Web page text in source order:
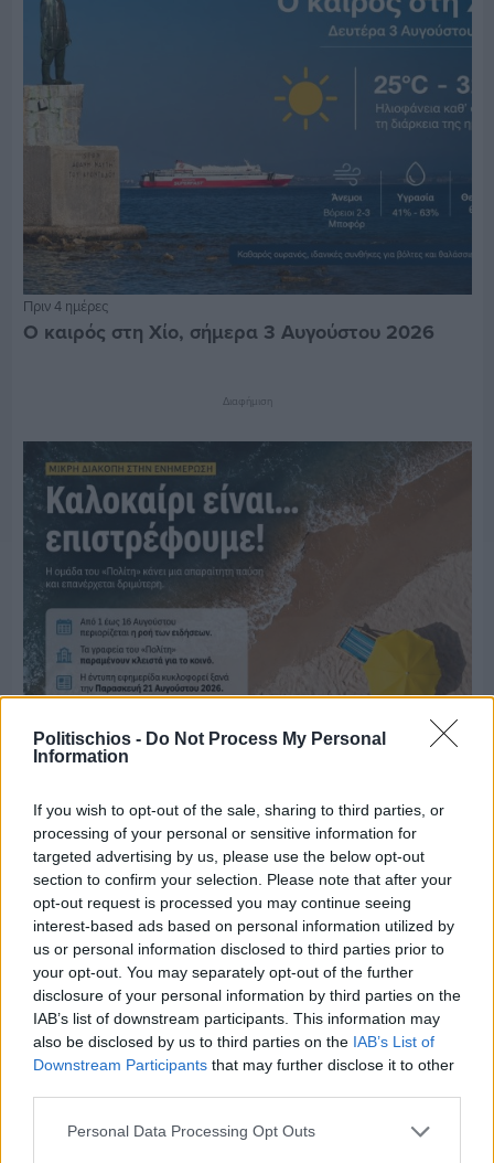
Politischios - Do Not Process My Personal
Information
If you wish to opt-out of the sale, sharing to third parties, or
processing of your personal or sensitive information for
targeted advertising by us, please use the below opt-out
section to confirm your selection. Please note that after your
opt-out request is processed you may continue seeing
interest-based ads based on personal information utilized by
us or personal information disclosed to third parties prior to
your opt-out. You may separately opt-out of the further
disclosure of your personal information by third parties on the
IAB’s list of downstream participants. This information may
also be disclosed by us to third parties on the IAB’s List of
Downstream Participants that may further disclose it to other
Personal Data Processing Opt Outs
Πριν 4 ημέρες
Ο καιρός στη Χίο, σήμερα 3 Αυγούστου 2026
Διαφήμιση
Μία μικρή αλλά αναγκαία ανάπαυλα για την
ομάδα του «Πολίτη»